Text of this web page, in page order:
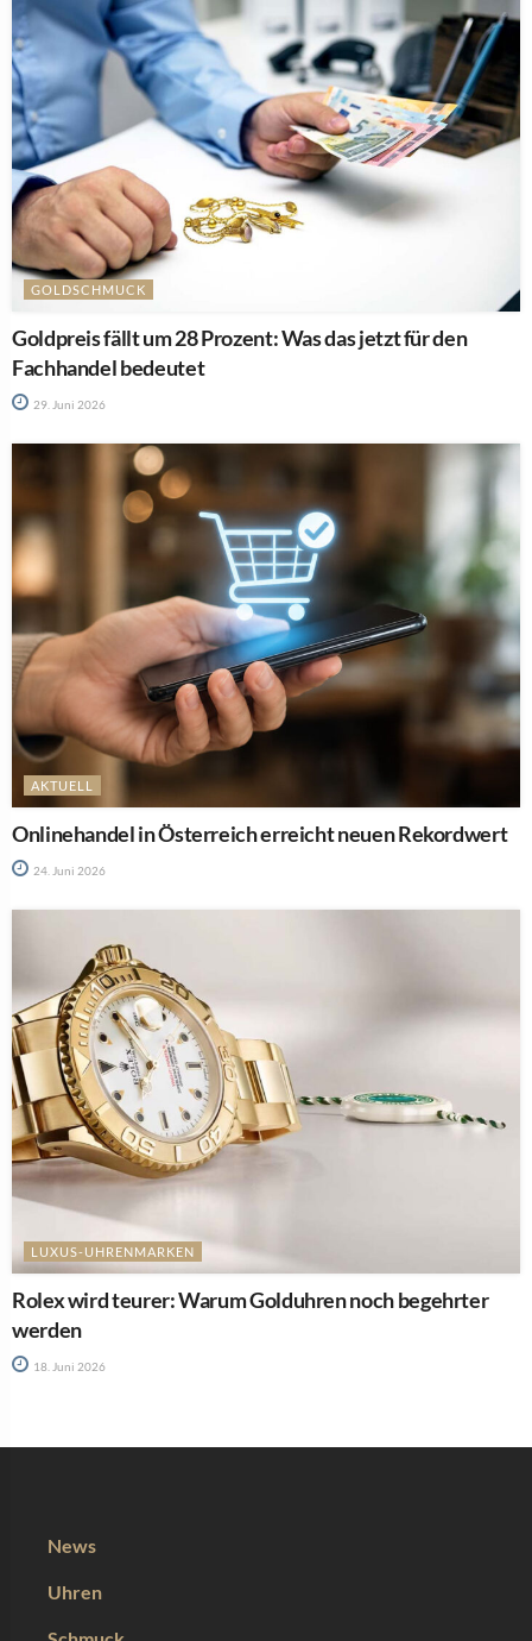
GOLDSCHMUCK
Goldpreis fällt um 28 Prozent: Was das jetzt für den
Fachhandel bedeutet
29. Juni 2026
AKTUELL
Onlinehandel in Österreich erreicht neuen Rekordwert
24. Juni 2026
LUXUS-UHRENMARKEN
Rolex wird teurer: Warum Golduhren noch begehrter
werden
18. Juni 2026
News
Uhren